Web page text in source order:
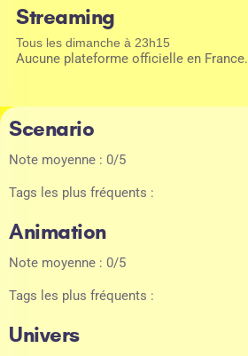
Streaming
Tous les dimanche à 23h15
Aucune plateforme officielle en France.
Scenario
Note moyenne : 0/5
Tags les plus fréquents :
Animation
Note moyenne : 0/5
Tags les plus fréquents :
Univers